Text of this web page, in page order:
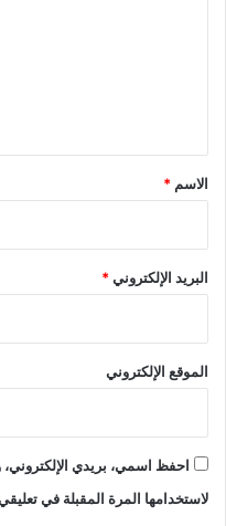
*
الاسم *
البريد الإلكتروني*
الموقع الإلكتروني
احفظ اسمي، بريدي الإلكتروني،
لاستخدامها المرة المقبلة في